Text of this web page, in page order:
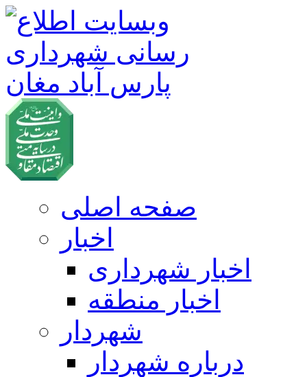
صفحه اصلی
اخبار
اخبار شهرداری
اخبار منطقه
شهردار
درباره شهردار